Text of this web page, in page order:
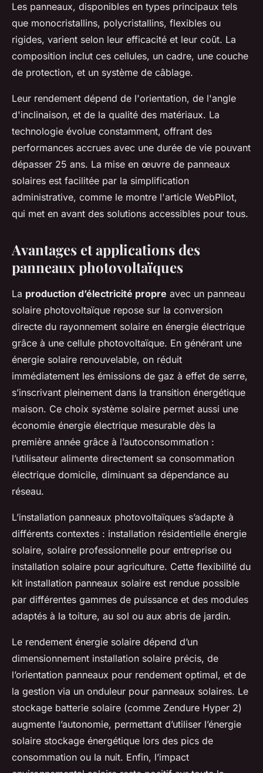
Les panneaux, disponibles en types principaux tels
que monocristallins, polycristallins, flexibles ou
rigides, varient selon leur efficacité et leur coût. La
composition inclut ces cellules, un cadre, une couche
de protection, et un système de câblage.
Leur rendement dépend de l'orientation, de l'angle
d'inclinaison, et de la qualité des matériaux. La
technologie évolue constamment, offrant des
performances accrues avec une durée de vie pouvant
dépasser 25 ans. La mise en œuvre de panneaux
solaires est facilitée par la simplification
administrative, comme le montre l'article WebPilot,
qui met en avant des solutions accessibles pour tous.
Avantages et applications des
panneaux photovoltaïques
La production d’électricité propre avec un panneau
solaire photovoltaïque repose sur la conversion
directe du rayonnement solaire en énergie électrique
grâce à une cellule photovoltaïque. En générant une
énergie solaire renouvelable, on réduit
immédiatement les émissions de gaz à effet de serre,
s’inscrivant pleinement dans la transition énergétique
maison. Ce choix système solaire permet aussi une
économie énergie électrique mesurable dès la
première année grâce à l’autoconsommation :
l’utilisateur alimente directement sa consommation
électrique domicile, diminuant sa dépendance au
réseau.
L’installation panneaux photovoltaïques s’adapte à
différents contextes : installation résidentielle énergie
solaire, solaire professionnelle pour entreprise ou
installation solaire pour agriculture. Cette flexibilité du
kit installation panneaux solaire est rendue possible
par différentes gammes de puissance et des modules
adaptés à la toiture, au sol ou aux abris de jardin.
Le rendement énergie solaire dépend d’un
dimensionnement installation solaire précis, de
l’orientation panneaux pour rendement optimal, et de
la gestion via un onduleur pour panneaux solaires. Le
stockage batterie solaire (comme Zendure Hyper 2)
augmente l’autonomie, permettant d’utiliser l’énergie
solaire stockage énergétique lors des pics de
consommation ou la nuit. Enfin, l’impact